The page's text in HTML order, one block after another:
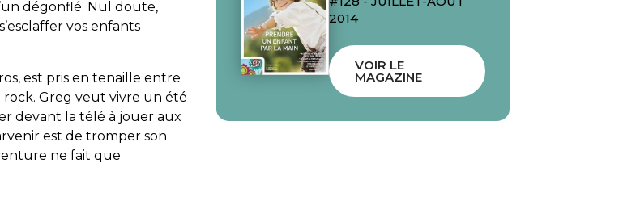
dégonflé. Nul doute,
vos enfants
est pris en tenaille entre
Greg veut vivre un été
devant la télé à jouer aux
est de tromper son
ne fait que
2014
VOIR LE
MAGAZINE